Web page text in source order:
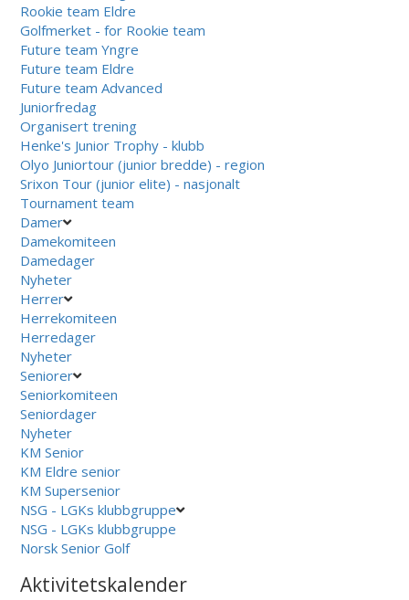
Rookie team Eldre
Golfmerket - for Rookie team
Future team Yngre
Future team Eldre
Future team Advanced
Juniorfredag
Organisert trening
Henke's Junior Trophy - klubb
Olyo Juniortour (junior bredde) - region
Srixon Tour (junior elite) - nasjonalt
Tournament team
Damer
Damekomiteen
Damedager
Nyheter
Herrer
Herrekomiteen
Herredager
Nyheter
Seniorer
Seniorkomiteen
Seniordager
Nyheter
KM Senior
KM Eldre senior
KM Supersenior
NSG - LGKs klubbgruppe
NSG - LGKs klubbgruppe
Norsk Senior Golf
Aktivitetskalender